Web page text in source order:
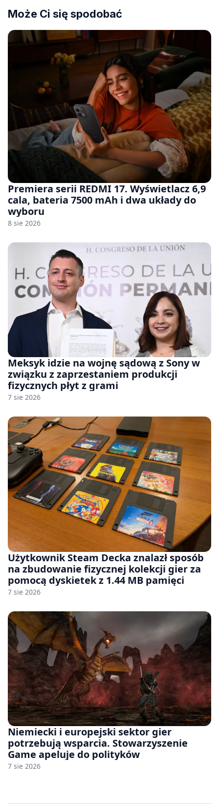
Może Ci się spodobać
Premiera serii REDMI 17. Wyświetlacz 6,9
cala, bateria 7500 mAh i dwa układy do
wyboru
8 sie 2026
Meksyk idzie na wojnę sądową z Sony w
związku z zaprzestaniem produkcji
fizycznych płyt z grami
7 sie 2026
Użytkownik Steam Decka znalazł sposób
na zbudowanie fizycznej kolekcji gier za
pomocą dyskietek z 1.44 MB pamięci
7 sie 2026
Niemiecki i europejski sektor gier
potrzebują wsparcia. Stowarzyszenie
Game apeluje do polityków
7 sie 2026